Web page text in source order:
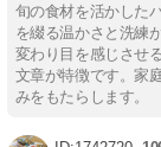
旬の食材を活かした
を綴る温かさと洗練
変わり目を感じさせ
文章が特徴です。家
みをもたらします。